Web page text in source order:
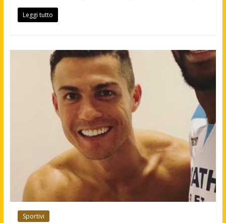
Leggi tutto
Sportivi